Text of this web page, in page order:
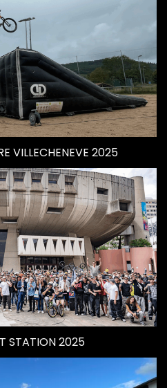
VILLECHENEVE 2025
STATION 2025